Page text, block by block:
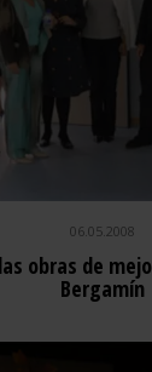
06.05.2008
obras de
Bergamín